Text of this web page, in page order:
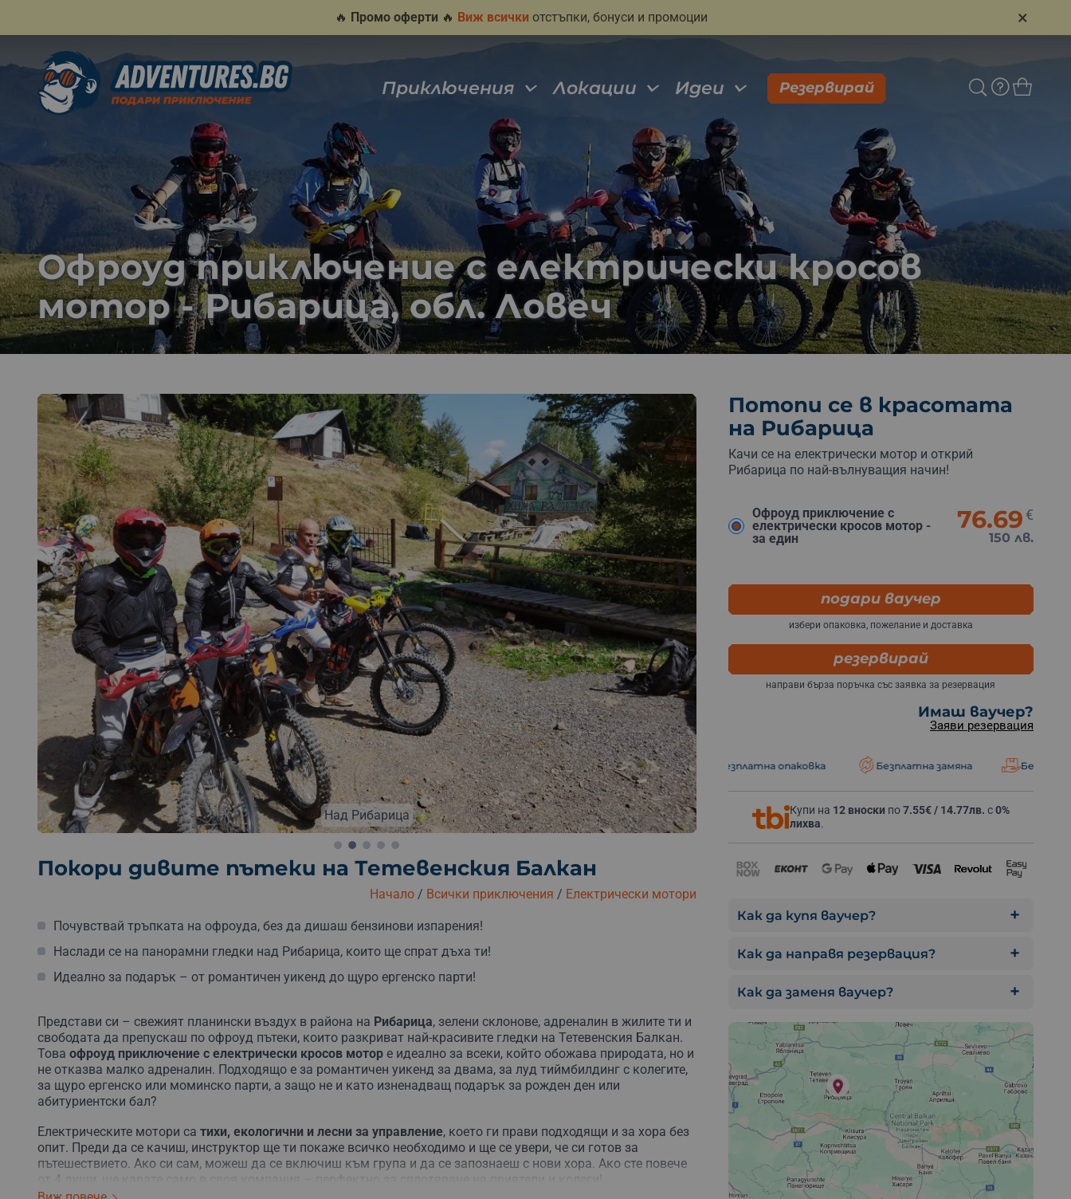
🔥 Промо оферти 🔥 Виж всички отстъпки, бонуси и промоции ×
Приключения Локации Идеи Резервирай
Офроуд приключение с електрически кросов
мотор - Рибарица, обл. Ловеч
Над Рибарица Офроуд в Стара
Покори дивите пътеки на Тетевенския Балкан
Начало/ Всички приключения / Електрически мотори
Почувствай тръпката на офроуда, без да дишаш бензинови изпарения!
Наслади се на панорамни гледки над Рибарица, които ще спрат дъха ти!
Идеално за подарък – от романтичен уикенд до щуро ергенско парти!
Представи си – свежият планински въздух в района на Рибарица, зелени склонове, адреналин в жилите ти и
свободата да препускаш по офроуд пътеки, които разкриват най-красивите гледки на Тетевенския Балкан.
Това офроуд приключение с електрически кросов мотор е идеално за всеки, който обожава природата, но и
не отказва малко адреналин. Подходящо е за романтичен уикенд за двама, за луд тиймбилдинг с колегите,
за щуро ергенско или моминско парти, а защо не и като изненадващ подарък за рожден ден или
абитуриентски бал?
Електрическите мотори са тихи, екологични и лесни за управление, което ги прави подходящи и за хора без
опит. Преди да се качиш, инструктор ще ти покаже всичко необходимо и ще се увери, че си готов за
пътешествието. Ако си сам, можеш да се включиш към група и да се запознаеш с нови хора. Ако сте повече
от 4 души, ще карате само в своя компания – перфектно за сплотяване на приятели и колеги!
Потопи се в красотата
на Рибарица
Качи се на електрически мотор и открий
Рибарица по най-вълнуващия начин!
Офроуд приключение с
електрически кросов мотор -
за един
76.69 €
150 лв.
подари ваучер
избери опаковка, пожелание и доставка
резервирай
направи бърза поръчка със заявка за резервация
Имаш ваучер?
Заяви резервация
Безплатна замяна Безплатна доставка Безплатна опаковка Безплатна замяна Безплатна доставка
Купи на 12 вноски по7.55€ / 14.77лв. с0%
лихва.
Как да купя ваучер?
Как да направя резервация?
Как да заменя ваучер?